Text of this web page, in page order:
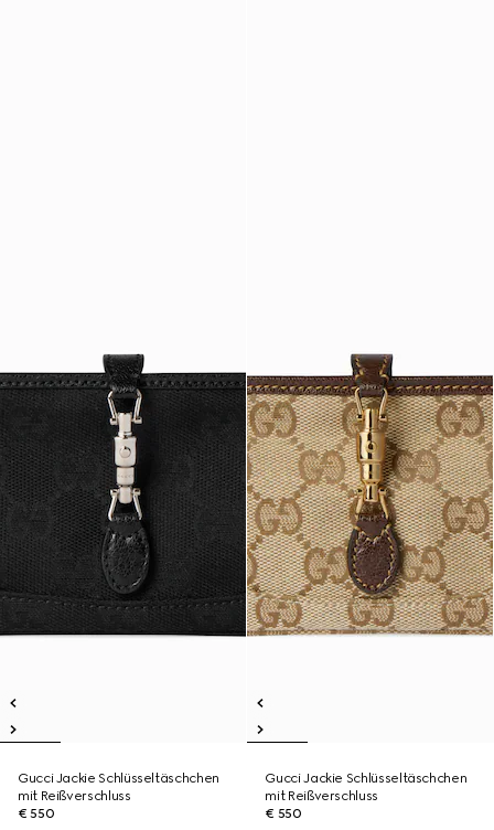
Gucci Jackie Schlüsseltäschchen
mit Reißverschluss
€ 550
Gucci Jackie Schlüsseltäschchen
mit Reißverschluss
€ 550